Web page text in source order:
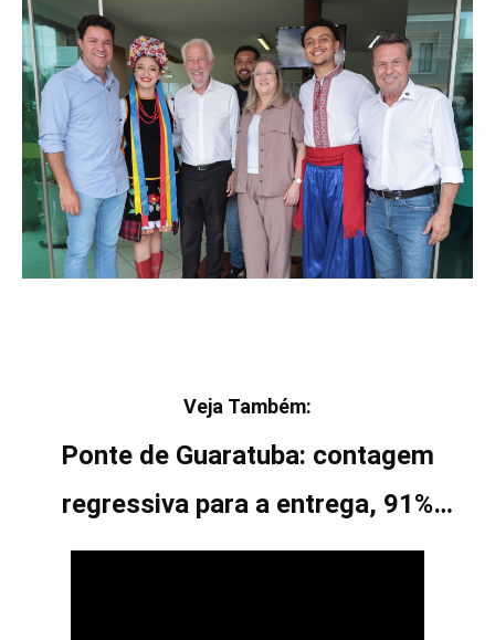
Veja Também:
Ponte de Guaratuba: contagem
regressiva para a entrega, 91%
concluída!